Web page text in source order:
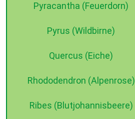
Pyracantha (Feuerdorn)
Pyrus (Wildbirne)
Quercus (Eiche)
Rhododendron (Alpenrose)
Ribes (Blutjohannisbeere)